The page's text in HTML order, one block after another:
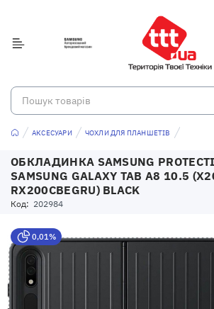
АКСЕСУАРИ ЧОХЛИ ДЛЯ ПЛАНШЕТІВ
ОБКЛАДИНКА SAMSUNG
SAMSUNG GALAXY TAB A8 10.5
RX200CBEGRU) BLACK
Код: 202984
0,01%